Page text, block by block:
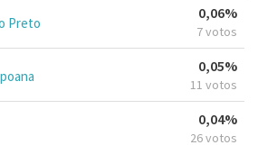
Preto
0,06%
7 votos
0,05%
11 votos
0,04%
26 votos